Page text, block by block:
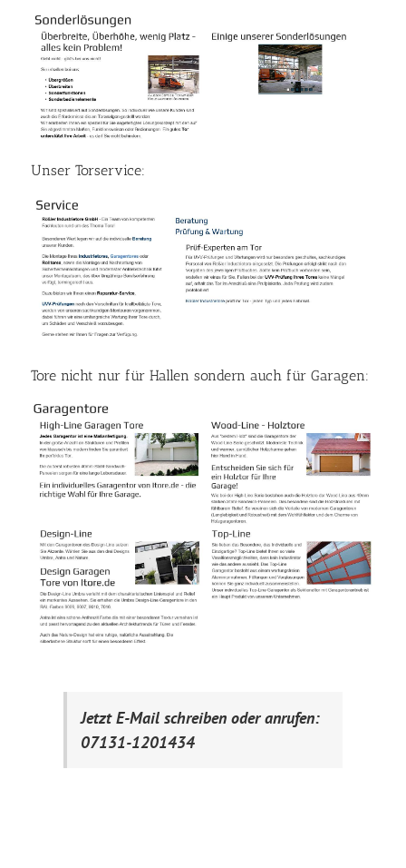
Unser Torservice:
Tore nicht nur für Hallen sondern auch für Garagen:
Jetzt E-Mail schreiben oder anrufen:
07131-1201434